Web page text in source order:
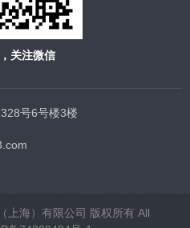
，关注微信
号6号楼3楼
上海）有限公司 版权所有 All